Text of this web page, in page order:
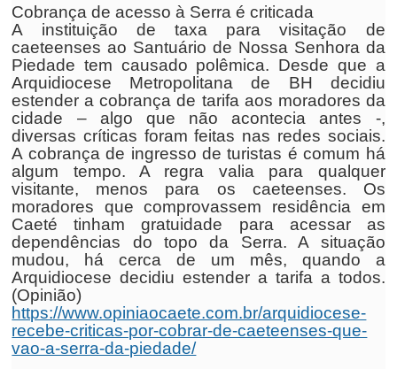
Cobrança de acesso à Serra é criticada
A instituição de taxa para visitação de
caeteenses ao Santuário de Nossa Senhora da
Piedade tem causado polêmica. Desde que a
Arquidiocese Metropolitana de BH decidiu
estender a cobrança de tarifa aos moradores da
cidade – algo que não acontecia antes -,
diversas críticas foram feitas nas redes sociais.
A cobrança de ingresso de turistas é comum há
algum tempo. A regra valia para qualquer
visitante, menos para os caeteenses. Os
moradores que comprovassem residência em
Caeté tinham gratuidade para acessar as
dependências do topo da Serra. A situação
mudou, há cerca de um mês, quando a
Arquidiocese decidiu estender a tarifa a todos.
(Opinião)
https://www.opiniaocaete.com.br/arquidiocese-
recebe-criticas-por-cobrar-de-caeteenses-que-
vao-a-serra-da-piedade/